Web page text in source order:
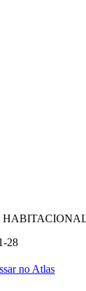
28
no Atlas